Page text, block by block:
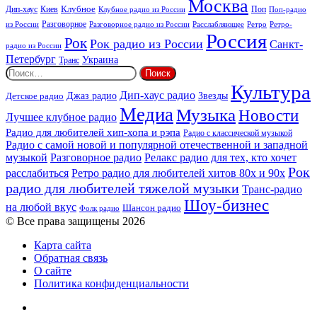
Дип-хаус Киев Клубное Клубное радио из России Москва Поп Поп-радио
из России Разговорное Разговорное радио из России Расслабляющее Ретро Ретро-
радио из России Рок Рок радио из России Россия Санкт-
Петербург Транс Украина
Найти:
Детское радио Джаз радио Дип-хаус радио Звезды Культура
Лучшее клубное радио Медиа МузыкаНовости
Радио для любителей хип-хопа и рэпа Радио с классической музыкой
Радио с самой новой и популярной отечественной и западной
музыкой Разговорное радио Релакс радио для тех, кто хочет
расслабиться Ретро радио для любителей хитов 80х и 90х Рок
радио для любителей тяжелой музыки Транс-радио
на любой вкус Фолк радио Шансон радио Шоу-бизнес
© Все права защищены 2026
Карта сайта
Обратная связь
О сайте
Политика конфиденциальности